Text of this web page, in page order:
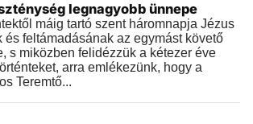
legnagyobb ünnepe
máig tartó szent háromnapja Jézus
és feltámadásának az egymást követő
s miközben felidézzük a kétezer éve
arra emlékezünk, hogy a
Teremtő...